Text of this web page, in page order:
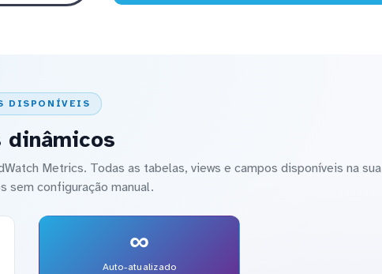
DISPONÍVEIS
dinâmicos
Metrics. Todas as tabelas, views e campos disponíveis na sua
sem configuração manual.
∞
Auto-atualizado